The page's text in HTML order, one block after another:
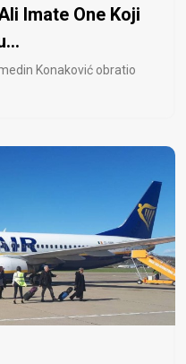
Imate One Koji
Konaković obratio